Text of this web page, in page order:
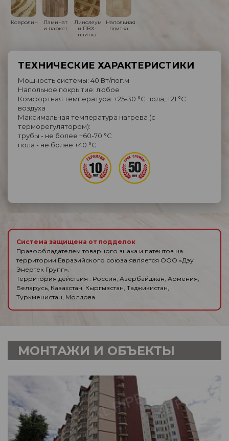
Ковролин
Ламинат
и паркет
Линолеум
и ПВХ-
плитка
Напольная
плитка
ТЕХНИЧЕСКИЕ ХАРАКТЕРИСТИКИ
Мощность системы: 40 Вт/пог.м
Напольное покрытие: любое
Комфортная температура: +25-30 °C пола, +21 °C
воздуха
Максимальная температура нагрева (с
терморегулятором):
трубы - не более +60-70 °C
пола - не более +40 °C
Система защищена от подделок
Правообладателем товарного знака и патентов на
территории Евразийского союза является ООО «Дэу
Энертек Групп».
Территория действия : Россия, Азербайджан, Армения,
Беларусь, Казахстан, Кыргызстан, Таджикистан,
Туркменистан, Молдова.
МОНТАЖИ И ОБЪЕКТЫ